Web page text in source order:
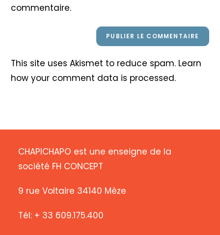
commentaire.
This site uses Akismet to reduce spam. Learn
how your comment data is processed.
CHAPICHAPO est une enseigne de la
société FH CONCEPT
9 rue Voltaire 34140 Mèze
Tél: + 33 609.175.400